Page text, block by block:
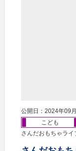
公開日：2024年09
こども
さんだおもちゃライ